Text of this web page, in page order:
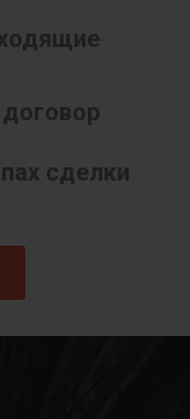
сделки